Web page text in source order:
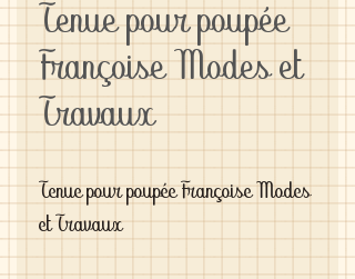
Tenue pour poupée
Françoise Modes et
Travaux
Tenue pour poupée Françoise Modes
et Travaux